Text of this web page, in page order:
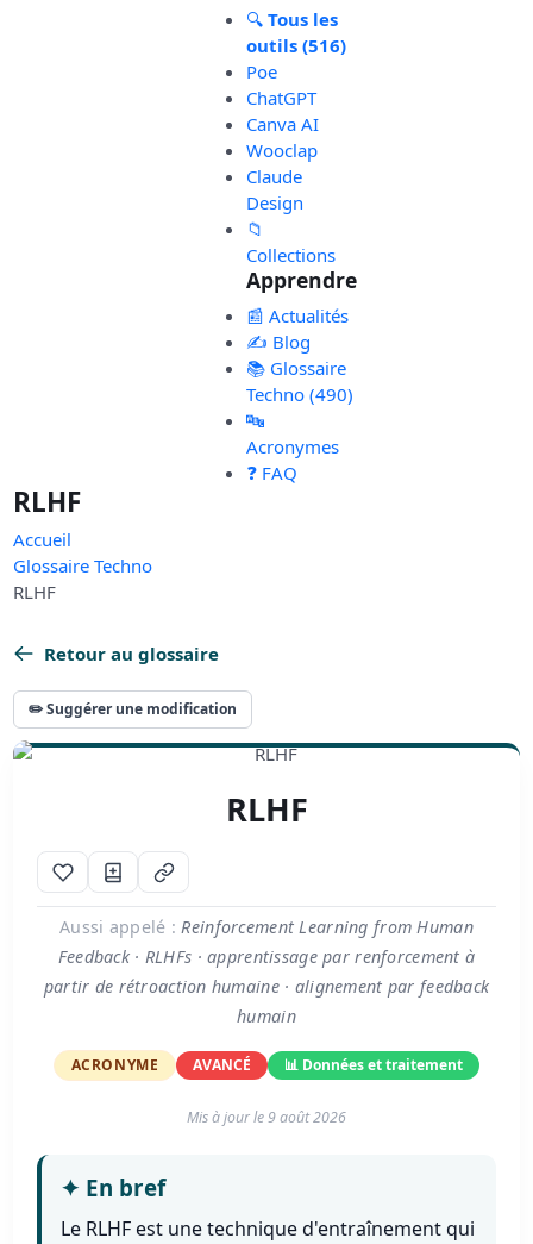
🔍 Tous les
outils (516)
Poe
ChatGPT
Canva AI
Wooclap
Claude
Design
📁
Collections
Apprendre
📰 Actualités
✍️ Blog
📚 Glossaire
Techno (490)
🔤
Acronymes
❓ FAQ
RLHF
Accueil
Glossaire Techno
RLHF
Retour au glossaire
✏️ Suggérer une modification
RLHF
Aussi appelé : Reinforcement Learning from Human
Feedback · RLHFs · apprentissage par renforcement à
partir de rétroaction humaine · alignement par feedback
humain
ACRONYME AVANCÉ 📊 Données et traitement
Mis à jour le9 août 2026
✦ En bref
Le RLHF est une technique d'entraînement qui